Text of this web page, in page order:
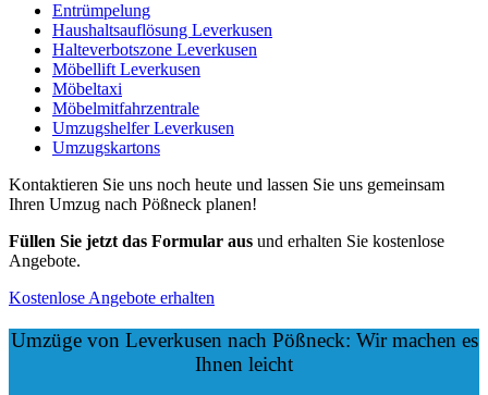
Entrümpelung
Haushaltsauflösung Leverkusen
Halteverbotszone Leverkusen
Möbellift Leverkusen
Möbeltaxi
Möbelmitfahrzentrale
Umzugshelfer Leverkusen
Umzugskartons
Kontaktieren Sie uns noch heute und lassen Sie uns gemeinsam
Ihren Umzug nach Pößneck planen!
Füllen Sie jetzt das Formular aus und erhalten Sie kostenlose
Angebote.
Kostenlose Angebote erhalten
Umzüge von Leverkusen nach Pößneck: Wir machen es
Ihnen leicht